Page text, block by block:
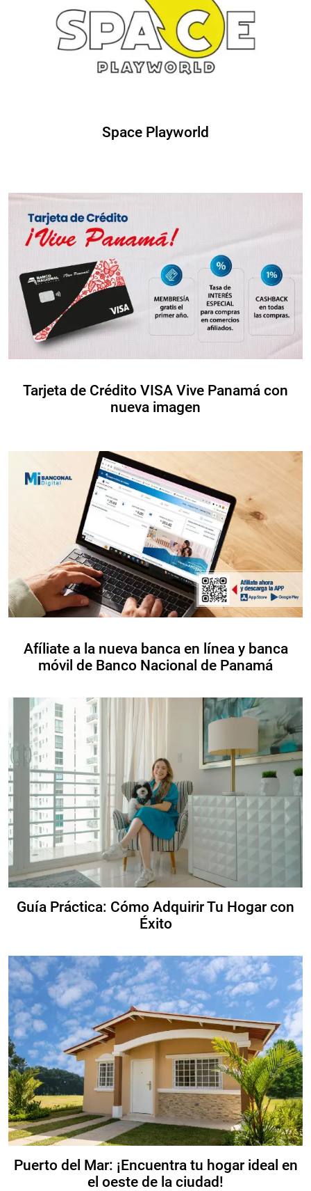
Space Playworld
Tarjeta de Crédito VISA Vive Panamá con
nueva imagen
Afíliate a la nueva banca en línea y banca
móvil de Banco Nacional de Panamá
Guía Práctica: Cómo Adquirir Tu Hogar con
Éxito
Puerto del Mar: ¡Encuentra tu hogar ideal en
el oeste de la ciudad!